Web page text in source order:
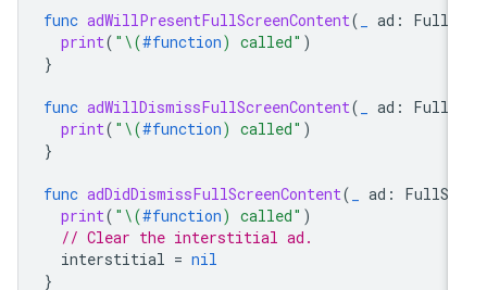
func adWillPresentFullScreenContent (_ ad:
print("\(#function) called"
func adWillDismissFullScreenContent (_ ad:
print("\(#function) called"
func adDidDismissFullScreenContent (_ ad:
print("\(#function) called"
// Clear the interstitial ad.
interstitial
=